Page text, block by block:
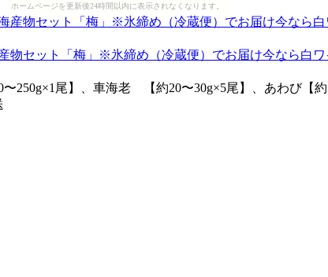
ホームページを更新後24時間以内に表示されなくなります。
物セット「梅」※氷締め（冷蔵便）でお届け今なら白
250g×1尾】、車海老 【約20〜30g×5尾】、あわび【